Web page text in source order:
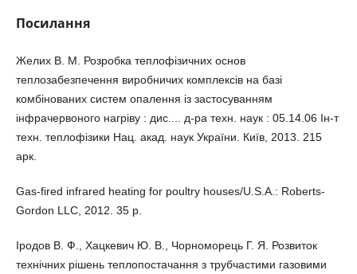
Посилання
Желих В. М. Розробка теплофізичних основ
теплозабезпечення виробничих комплексів на базі
комбінованих систем опалення із застосуванням
інфрачервоного нагріву : дис.... д-ра техн. наук : 05.14.06 Ін-т
техн. теплофізики Нац. акад. наук України. Київ, 2013. 215
арк.
Gas-fired infrared heating for poultry houses/U.S.A.: Roberts-
Gordon LLC, 2012. 35 p.
Іродов В. Ф., Хацкевич Ю. В., Чорноморець Г. Я. Розвиток
технічних рішень теплопостачання з трубчастими газовими